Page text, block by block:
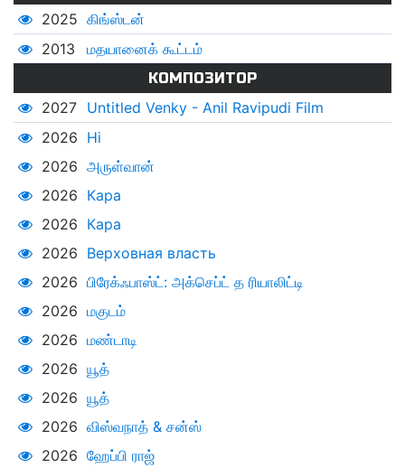
2025 கிங்ஸ்டன்
2013
மதயானைக் கூட்டம்
КОМПОЗИТОР
2027
Untitled Venky - Anil Ravipudi Film
2026 Hi
2026 அருள்வான்
2026 Кара
2026 Кара
2026 Верховная власть
2026 பிரேக்ஃபாஸ்ட்: அக்செப்ட் த ரியாலிட்டி
2026 மகுடம்
2026 மண்டாடி
2026 யூத்
2026 யூத்
2026 விஸ்வநாத் & சன்ஸ்
2026 ஹேப்பி ராஜ்